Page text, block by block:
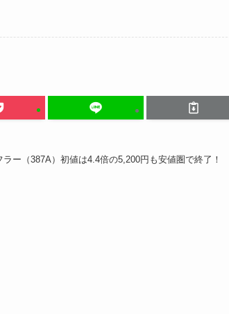
ラー（387A）初値は4.4倍の5,200円も安値圏で終了！